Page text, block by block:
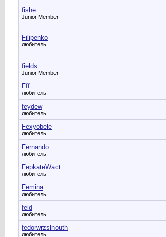
fishe
Junior Member
Filipenko
любитель
fields
Junior Member
Fff
любитель
feydew
любитель
Fexyobele
любитель
Fernando
любитель
FepkateWact
любитель
Femina
любитель
feld
любитель
fedorwrzslnouth
любитель